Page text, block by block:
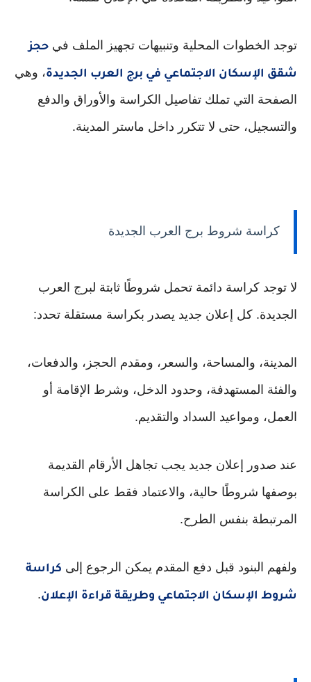
توجد الخطوات المحلية وتنبيهات تجهيز الملف في حجز
شقق الإسكان الاجتماعي في برج العرب الجديدة، وهي
الصفحة التي تملك تفاصيل الكراسة والأوراق والدفع
والتسجيل، حتى لا تتكرر داخل ماستر المدينة.
كراسة شروط برج العرب الجديدة
لا توجد كراسة دائمة تحمل شروطًا ثابتة لبرج العرب
الجديدة. كل إعلان جديد يصدر بكراسة مستقلة تحدد:
المدينة، والمساحة، والسعر، ومقدم الحجز، والدفعات،
والفئة المستهدفة، وحدود الدخل، وشرط الإقامة أو
العمل، ومواعيد السداد والتقديم.
عند صدور إعلان جديد يجب تجاهل الأرقام القديمة
بوصفها شروطًا حالية، والاعتماد فقط على الكراسة
المرتبطة بنفس الطرح.
ولفهم البنود قبل دفع المقدم يمكن الرجوع إلى كراسة
شروط الإسكان الاجتماعي وطريقة قراءة الإعلان.